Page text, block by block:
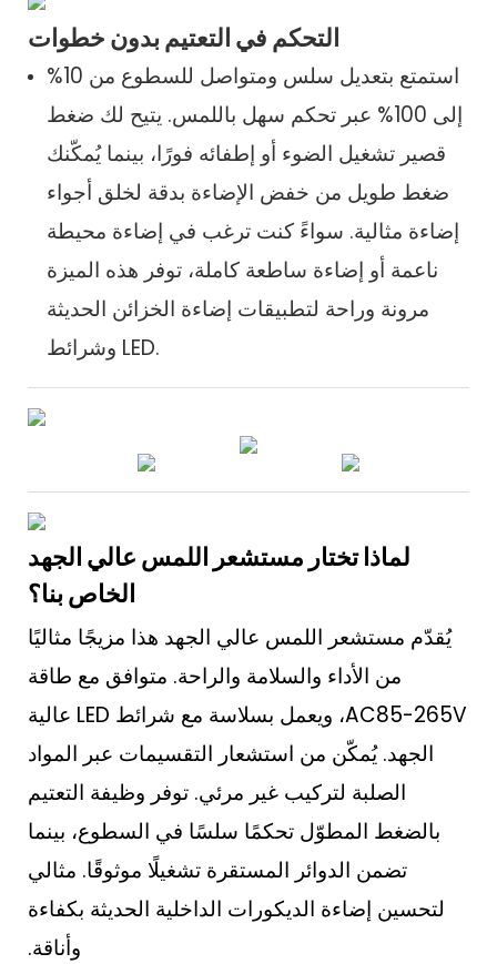
التحكم في التعتيم بدون خطوات
استمتع بتعديل سلس ومتواصل للسطوع من 10%
إلى 100% عبر تحكم سهل باللمس. يتيح لك ضغط
قصير تشغيل الضوء أو إطفائه فورًا، بينما يُمكّنك
ضغط طويل من خفض الإضاءة بدقة لخلق أجواء
إضاءة مثالية. سواءً كنت ترغب في إضاءة محيطة
ناعمة أو إضاءة ساطعة كاملة، توفر هذه الميزة
مرونة وراحة لتطبيقات إضاءة الخزائن الحديثة
وشرائط LED.
لماذا تختار مستشعر اللمس عالي الجهد
الخاص بنا؟
يُقدّم مستشعر اللمس عالي الجهد هذا مزيجًا مثاليًا
من الأداء والسلامة والراحة. متوافق مع طاقة
AC85-265V، ويعمل بسلاسة مع شرائط LED عالية
الجهد. يُمكّن من استشعار التقسيمات عبر المواد
الصلبة لتركيب غير مرئي. توفر وظيفة التعتيم
بالضغط المطوّل تحكمًا سلسًا في السطوع، بينما
تضمن الدوائر المستقرة تشغيلًا موثوقًا. مثالي
لتحسين إضاءة الديكورات الداخلية الحديثة بكفاءة
وأناقة.